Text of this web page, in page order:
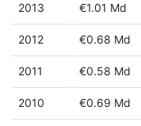
2013 €1.01 Md
2012 €0.68 Md
2011 €0.58 Md
2010 €0.69 Md